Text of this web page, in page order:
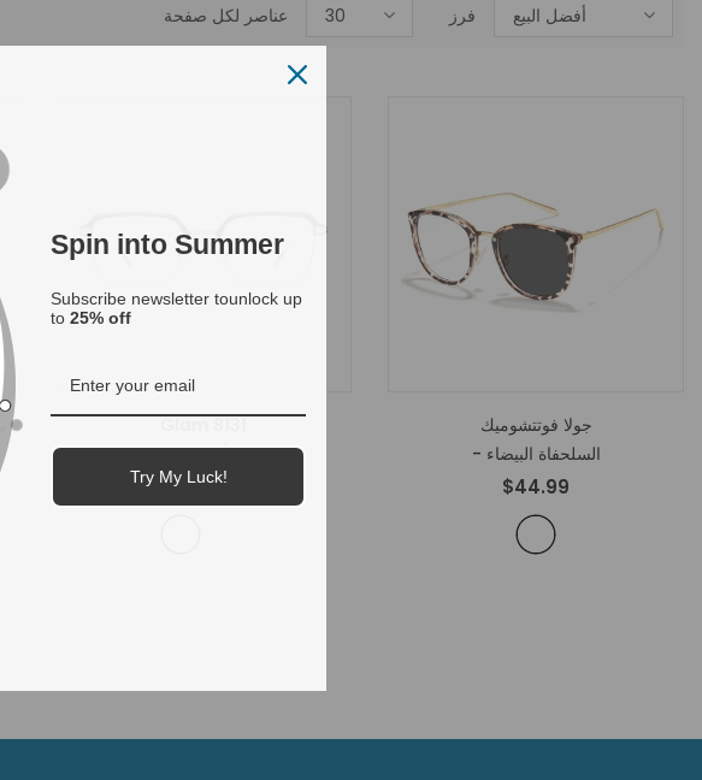
عناصر لكل صفحة 30 فرز أفضل البيع
- أسود
$39.99
جولا فوتتشوميك
- السلحفاة البيضاء
$44.99
Spin into Summer
Subscribe newsletter tounlock up
to25% off
Try My Luck!